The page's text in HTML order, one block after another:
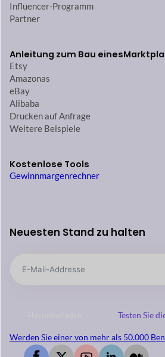
Influencer-Programm
Partner
Anleitung zum Bau eines
Etsy
Amazonas
eBay
Alibaba
Drucken auf Anfrage
Weitere Beispiele
Kostenlose Tools
Gewinnmargenrechner
Neuesten Stand zu halten
Testen Sie
Werden Sie einer von mehr als 50.000